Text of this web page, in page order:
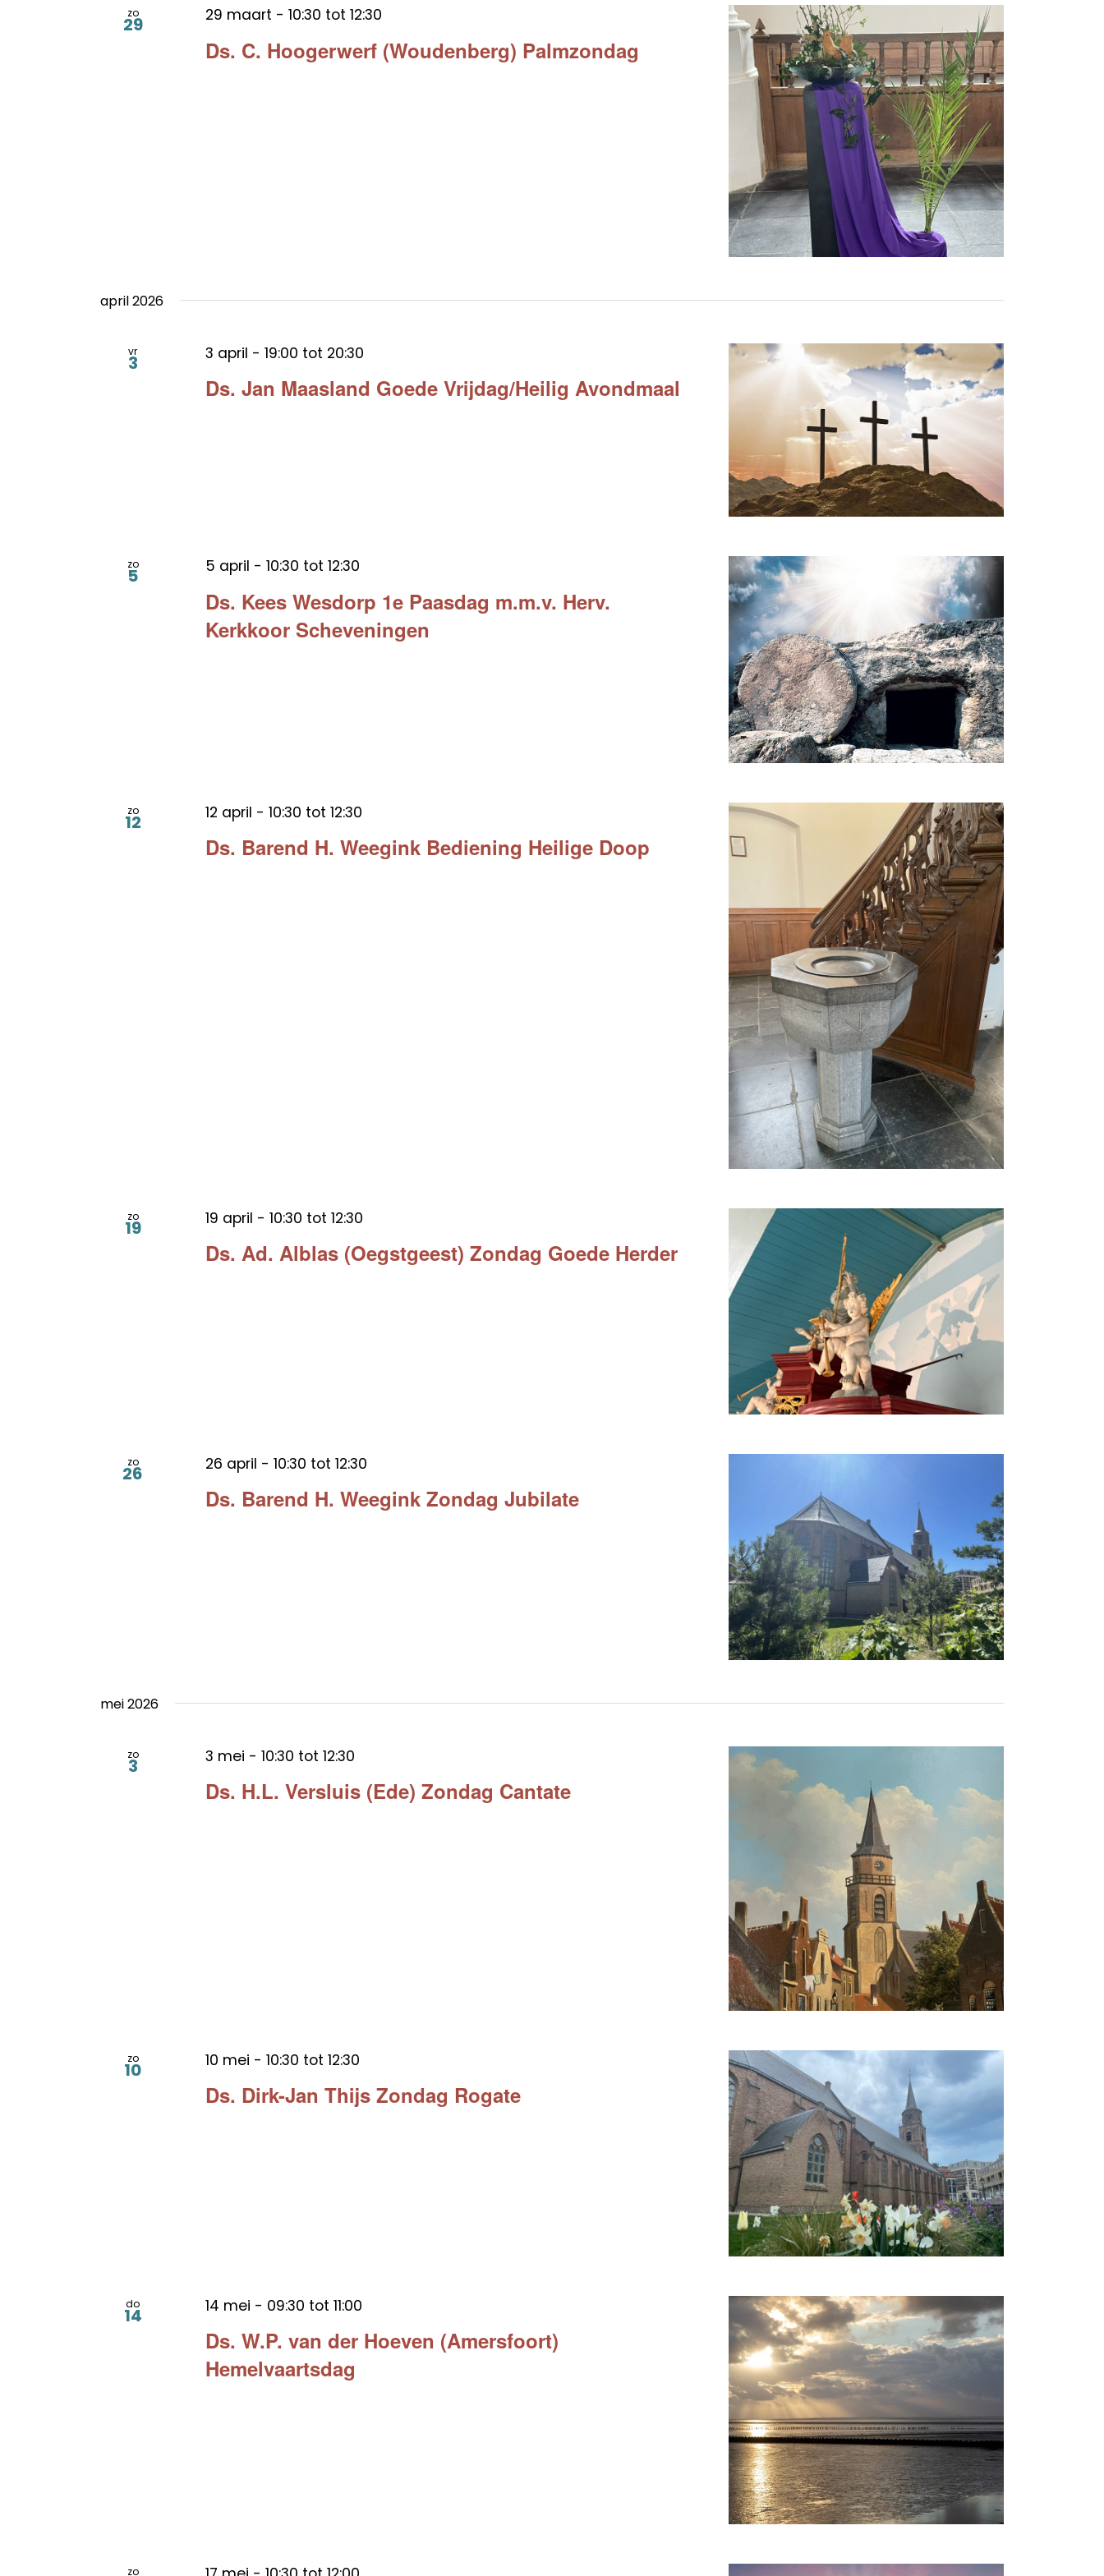
zo
29
Ds. C. Hoogerwerf (Woudenberg) Palmzondag
29 maart - 10:30 tot 12:30
april 2026
vr
3
Ds. Jan Maasland Goede Vrijdag/Heilig Avondmaal
3 april - 19:00 tot 20:30
zo
5
Ds. Kees Wesdorp 1e Paasdag m.m.v. Herv.
Kerkkoor Scheveningen
5 april - 10:30 tot 12:30
zo
12
Ds. Barend H. Weegink Bediening Heilige Doop
12 april - 10:30 tot 12:30
zo
19
Ds. Ad. Alblas (Oegstgeest) Zondag Goede Herder
19 april - 10:30 tot 12:30
zo
26
Ds. Barend H. Weegink Zondag Jubilate
26 april - 10:30 tot 12:30
mei 2026
zo
3
Ds. H.L. Versluis (Ede) Zondag Cantate
3 mei - 10:30 tot 12:30
zo
10
Ds. Dirk-Jan Thijs Zondag Rogate
10 mei - 10:30 tot 12:30
do
14
Ds. W.P. van der Hoeven (Amersfoort)
Hemelvaartsdag
14 mei - 09:30 tot 11:00
zo